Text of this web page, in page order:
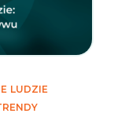
LUDZIE